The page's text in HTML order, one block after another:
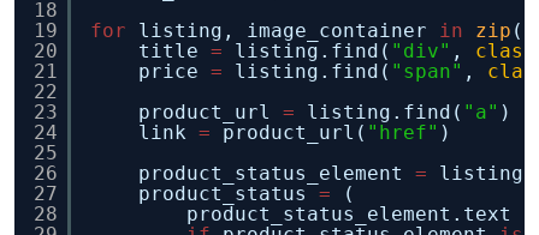
18
19
20
21
22
23
24
25
26
27
28
for
listing, image_container in zip
title = listing.find( "div" ,
price = listing.find( "span" ,
product_url = listing.find( "a" )
link = product_url( "href" )
product_status_element =
product_status =
(
product_status_element.text